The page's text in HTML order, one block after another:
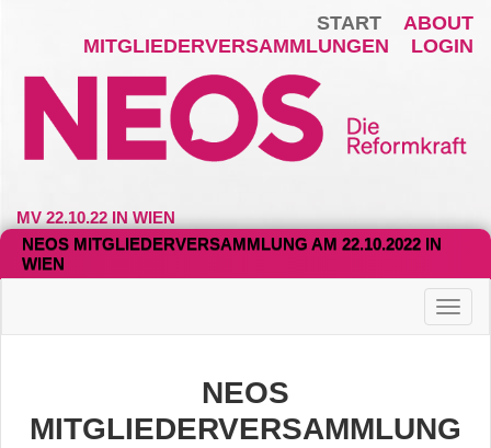
START
ABOUT
MITGLIEDERVERSAMMLUNGEN
LOGIN
MV 22.10.22 IN WIEN
NEOS MITGLIEDERVERSAMMLUNG AM 22.10.2022 IN
WIEN
NEOS
MITGLIEDERVERSAMMLUNG